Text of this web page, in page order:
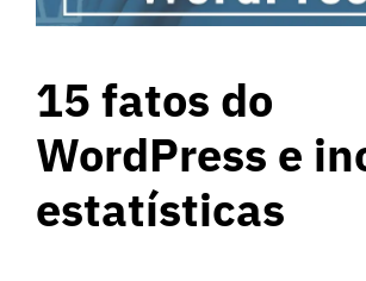
15 fatos do
WordPress e
estatísticas